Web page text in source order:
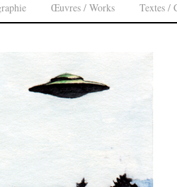
Œuvres / Works Textes /